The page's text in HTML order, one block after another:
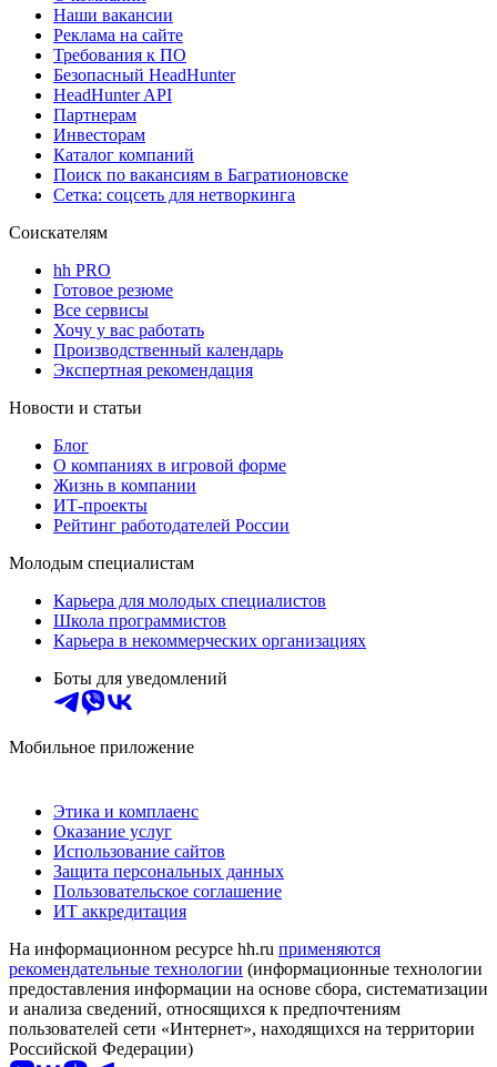
Наши вакансии
Реклама на сайте
Требования к ПО
Безопасный HeadHunter
HeadHunter API
Партнерам
Инвесторам
Каталог компаний
Поиск по вакансиям в Багратионовске
Сетка: соцсеть для нетворкинга
Соискателям
hh PRO
Готовое резюме
Все сервисы
Хочу у вас работать
Производственный календарь
Экспертная рекомендация
Новости и статьи
Блог
О компаниях в игровой форме
Жизнь в компании
ИТ-проекты
Рейтинг работодателей России
Молодым специалистам
Карьера для молодых специалистов
Школа программистов
Карьера в некоммерческих организациях
Боты для уведомлений
Мобильное приложение
Этика и комплаенс
Оказание услуг
Использование сайтов
Защита персональных данных
Пользовательское соглашение
ИТ аккредитация
На информационном ресурсе hh.ru применяются
рекомендательные технологии (информационные технологии
предоставления информации на основе сбора, систематизации
и анализа сведений, относящихся к предпочтениям
пользователей сети «Интернет», находящихся на территории
Российской Федерации)